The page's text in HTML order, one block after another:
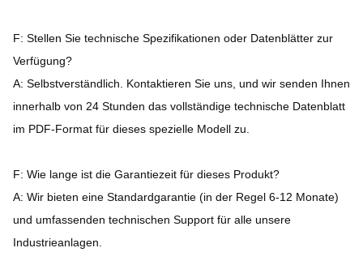
F: Stellen Sie technische Spezifikationen oder Datenblätter zur
Verfügung?
A: Selbstverständlich. Kontaktieren Sie uns, und wir senden Ihnen
innerhalb von 24 Stunden das vollständige technische Datenblatt
im PDF-Format für dieses spezielle Modell zu.
F: Wie lange ist die Garantiezeit für dieses Produkt?
A: Wir bieten eine Standardgarantie (in der Regel 6-12 Monate)
und umfassenden technischen Support für alle unsere
Industrieanlagen.